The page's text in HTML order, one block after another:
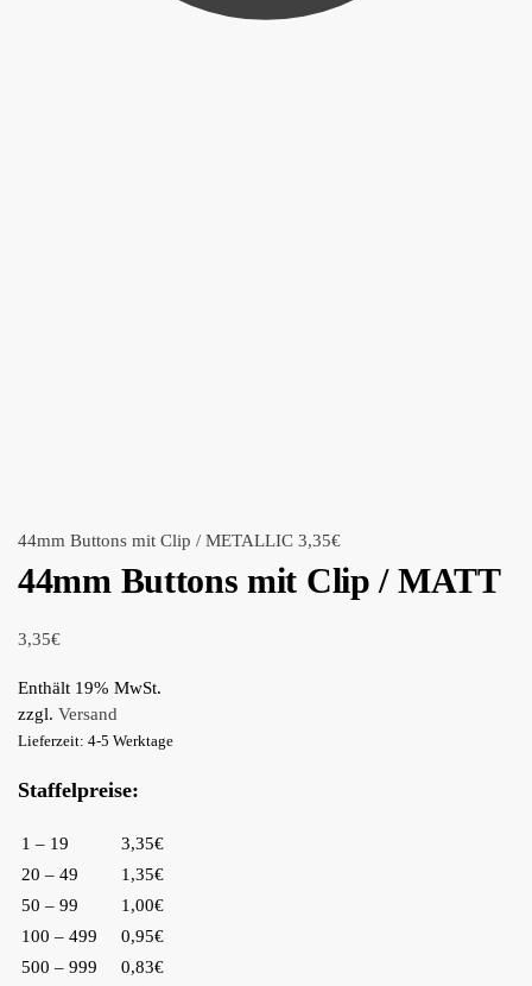
44mm Buttons mit Clip / METALLIC 3,35€
44mm Buttons mit Clip / MATT
3,35€
Enthält 19% MwSt.
zzgl. Versand
Lieferzeit: 4-5 Werktage
Staffelpreise:
1 – 19
3,35€
20 – 49
1,35€
50 – 99
1,00€
100 – 499
0,95€
500 – 999
0,83€